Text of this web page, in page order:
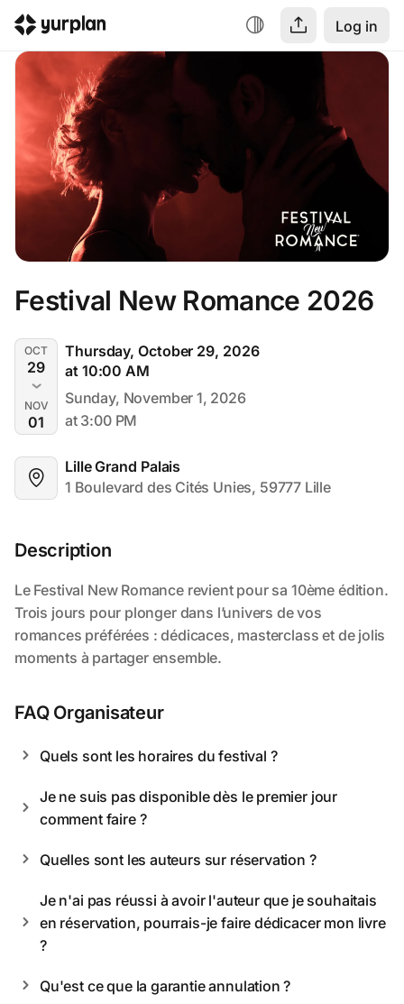
Log in
Festival New Romance 2026
OCT
29
NOV
01
Thursday, October 29, 2026
at 10:00 AM
Sunday, November 1, 2026
at 3:00 PM
Lille Grand Palais
1 Boulevard des Cités Unies, 59777 Lille
Description
FAQ Organisateur
Quels sont les horaires du festival ?
Je ne suis pas disponible dès le premier jour
comment faire ?
Quelles sont les auteurs sur réservation ?
Je n'ai pas réussi à avoir l'auteur que je souhaitais
en réservation, pourrais-je faire dédicacer mon livre
?
Qu'est ce que la garantie annulation ?